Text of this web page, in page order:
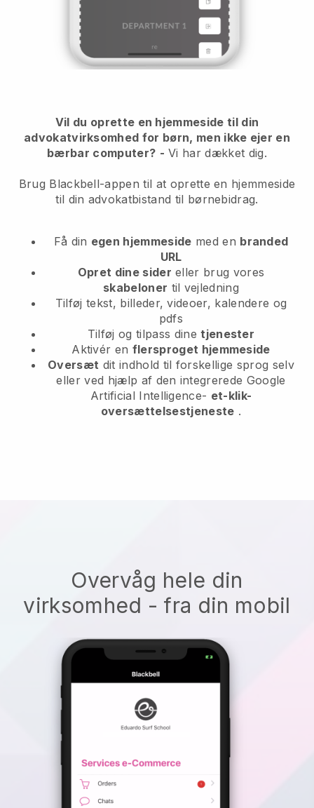
Vil du oprette en hjemmeside til din
advokatvirksomhed for børn, men ikke ejer en
bærbar computer? - Vi har dækket dig.
Brug Blackbell-appen til at oprette en hjemmeside
til din advokatbistand til børnebidrag.
Få din egen hjemmeside med en branded
URL
Opret dine sider eller brug vores
skabeloner til vejledning
Tilføj tekst, billeder, videoer, kalendere og
pdfs
Tilføj og tilpass dinetjenester
Aktivér en flersproget hjemmeside
Oversæt dit indhold til forskellige sprog selv
eller ved hjælp af den integrerede Google
Artificial Intelligence- et-klik-
oversættelsestjeneste .
Overvåg hele din
virksomhed - fra din mobil